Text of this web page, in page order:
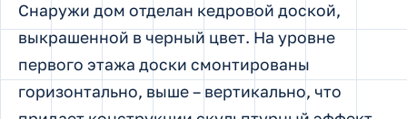
Снаружи дом отделан кедровой доской,
выкрашенной в черный цвет. На уровне
первого этажа доски смонтированы
горизонтально, выше – вертикально, что